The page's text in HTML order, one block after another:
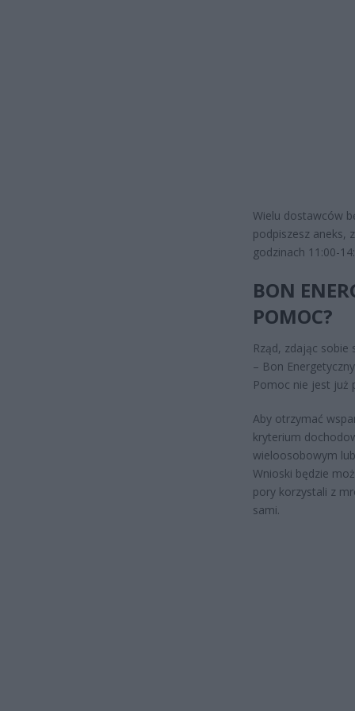
Wielu dostawców
podpiszesz aneks,
godzinach 11:00-
BON
POMOC?
Rząd, zdając sobie
– Bon
Pomoc nie jest już
Aby otrzymać
kryterium
wieloosobowym
Wnioski będzie
pory korzystali z
sami.